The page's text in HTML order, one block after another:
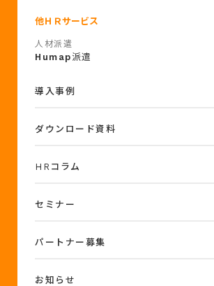
他ＨＲサービス
人材派遣
Humap 派遣
導入事例
ダウンロード資料
HRコラム
セミナー
パートナー募集
お知らせ